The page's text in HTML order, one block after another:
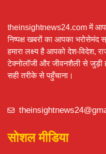
theinsightnews24.com में
निष्पक्ष खबरों का आपका भरोसेमंद
हमारा लक्ष्य है आपको देश-विदेश,
टेक्नोलॉजी और जीवनशैली से जुड़ी
सही तरीके से पहुँचाना।
सोशल मीडिया